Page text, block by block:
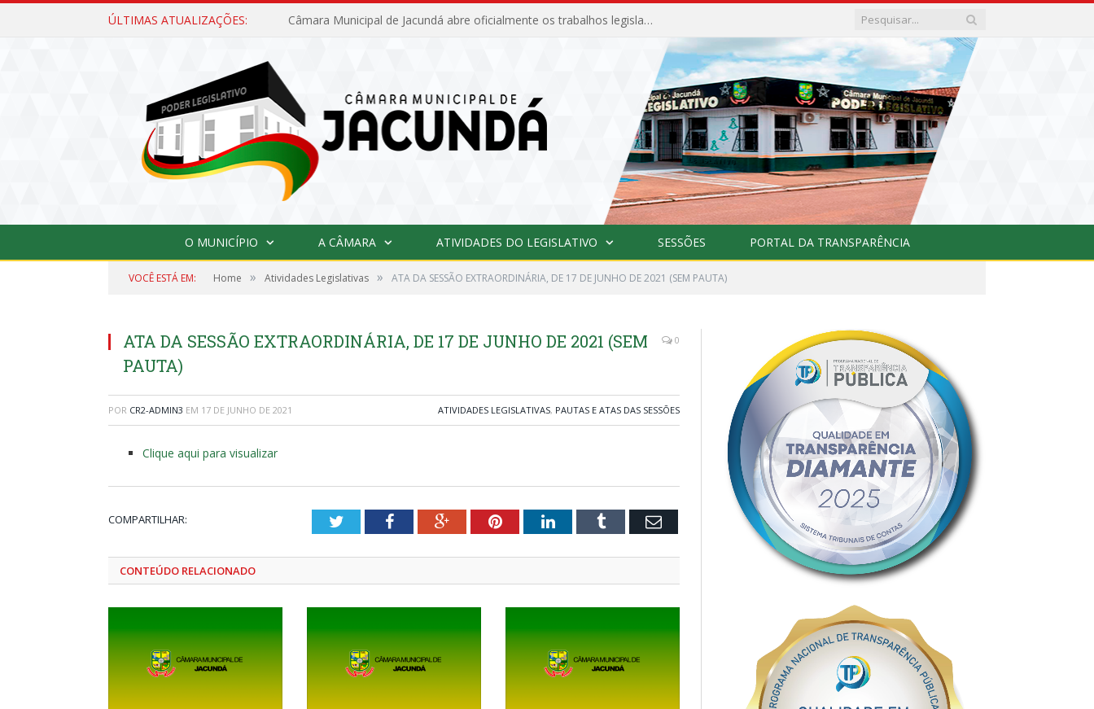
ÚLTIMAS ATUALIZAÇÕES: Câmara Municipal de Jacundá abre oficialmente os trabalhos legislativos de 2026
O MUNICÍPIO A CÂMARA ATIVIDADES DO LEGISLATIVO SESSÕES PORTAL DA TRANSPARÊNCIA
VOCÊ ESTÁ EM: Home » Atividades Legislativas » ATA DA SESSÃO EXTRAORDINÁRIA, DE 17 DE JUNHO DE 2021 (SEM PAUTA)
ATA DA SESSÃO EXTRAORDINÁRIA, DE 17 DE JUNHO DE 2021 (SEM
PAUTA)
0
POR CR2-ADMIN3 EM 17 DE JUNHO DE 2021 ATIVIDADES LEGISLATIVAS, PAUTAS E ATAS DAS SESSÕES
Clique aqui para visualizar
COMPARTILHAR: TwitterFacebookGoogle+PinterestLinkedInTumblr Email
CONTEÚDO RELACIONADO